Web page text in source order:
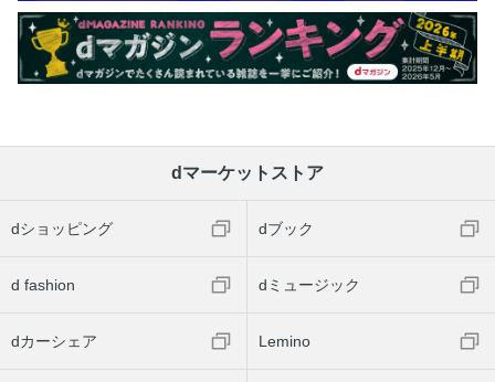
dマーケットストア
dショッピング dブック
d fashion dミュージック
dカーシェア Lemino